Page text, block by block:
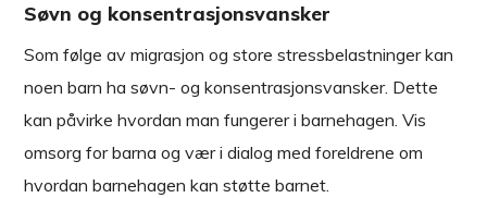
Søvn og konsentrasjonsvansker
Som følge av migrasjon og store stressbelastninger kan
noen barn ha søvn- og konsentrasjonsvansker. Dette
kan påvirke hvordan man fungerer i barnehagen. Vis
omsorg for barna og vær i dialog med foreldrene om
hvordan barnehagen kan støtte barnet.